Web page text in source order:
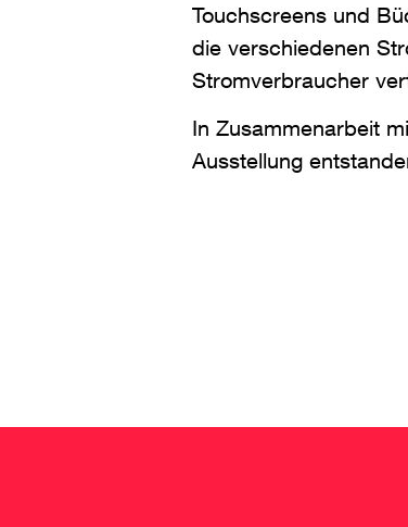
Touchscreens und
die verschiedenen
Stromverbraucher
In Zusammenarbeit
Ausstellung